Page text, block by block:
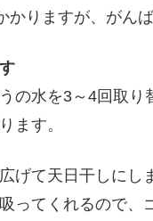
りますが、がんば
水を3～4回取り
す。
て天日干しにしま
てくれるので、